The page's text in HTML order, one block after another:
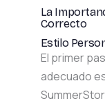
La
Correcto
Estilo
El primer
adecuado